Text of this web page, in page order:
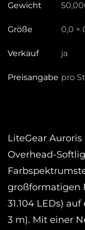
Gewicht
Größe 0,0 ×
Verkauf ja
Preisangabe pro
LiteGear
Overhead-
großformatigen
31.104 LEDs)
3 m). Mit einer